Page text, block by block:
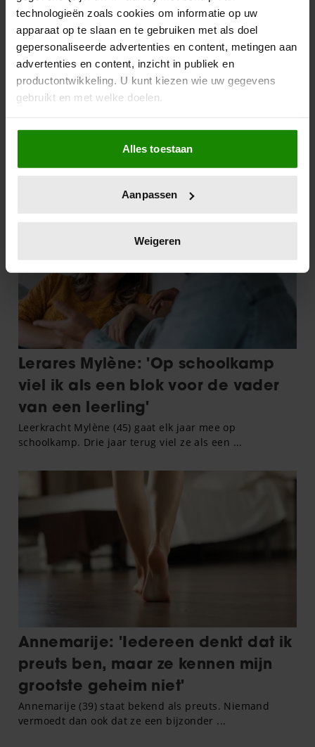
technologieën zoals cookies om informatie op uw
apparaat op te slaan en te gebruiken met als doel
gepersonaliseerde advertenties en content, metingen aan
advertenties en content, inzicht in publiek en
productontwikkeling. U kunt kiezen wie uw gegevens
gebruikt en met welke doelen.
Als u het toestaat, willen we ook graag:
Informatie verzamelen over uw geografische
locatie, die tot een paar meter nauwkeurig kan zijn
scannen op specifieke eigenschappen (fingerprinting)
verwerkt en stel uw voorkeuren in het
intrekken in de Cookieverklaring.
We gebruiken cookies om content en advertenties te
personaliseren, om functies voor social media te bieden
en om ons websiteverkeer te analyseren. Ook delen we
informatie over uw gebruik van onze site met onze
partners voor social media, adverteren en analyse. Deze
partners kunnen deze gegevens combineren met andere
informatie die u aan ze heeft verstrekt of die ze hebben
verzameld op basis van uw gebruik van hun services. U
gaat akkoord met onze cookies als u onze website blijft
Alles toestaan
Aanpassen
Weigeren